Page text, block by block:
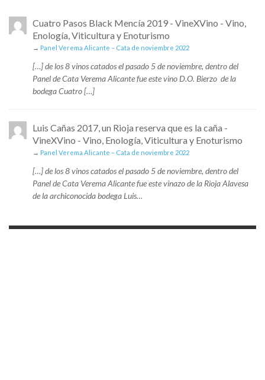
Cuatro Pasos Black Mencía 2019 - VineXVino - Vino,
Enología, Viticultura y Enoturismo
→ Panel Verema Alicante – Cata de noviembre 2022
[…] de los 8 vinos catados el pasado 5 de noviembre, dentro del
Panel de Cata Verema Alicante fue este vino D.O. Bierzo de la
bodega Cuatro […]
Luis Cañas 2017, un Rioja reserva que es la caña -
VineXVino - Vino, Enología, Viticultura y Enoturismo
→ Panel Verema Alicante – Cata de noviembre 2022
[…] de los 8 vinos catados el pasado 5 de noviembre, dentro del
Panel de Cata Verema Alicante fue este vinazo de la Rioja Alavesa
de la archiconocida bodega Luis…